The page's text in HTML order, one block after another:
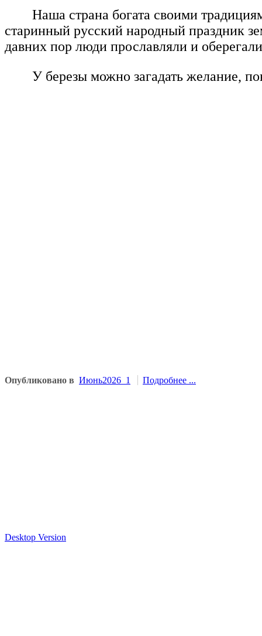
Наша страна богата своими
старинный русский народный праздник
давних пор люди прославляли и
У березы можно загадать желание,
Опубликовано в Июнь2026_1 Подробнее ...
Desktop Version